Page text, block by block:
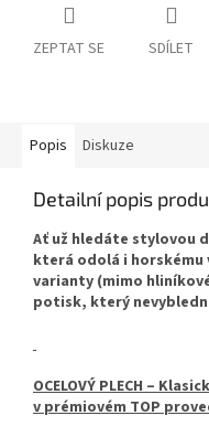
ZEPTAT SE SDÍLET
Popis Diskuze
Detailní popis
Ať už hledáte stylovou
která odolá i horskému
varianty (mimo
potisk, který
OCELOVÝ PLECH –
v prémiovém TOP